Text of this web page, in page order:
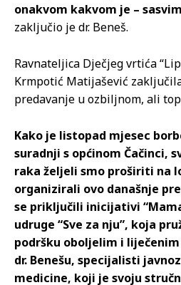
onakvom kakvom je –
zaključio je dr. Beneš.
Ravnateljica Dječjeg vrtića
Krmpotić Matijašević
predavanje u ozbiljnom, ali
Kako je listopad mjesec
suradnji s općinom Čačinci,
raka željeli smo proširiti na
organizirali ovo današnje
se priključili inicijativi
udruge “Sve za nju”, koja
podršku oboljelim i
dr. Benešu, specijalisti
medicine, koji je svoju